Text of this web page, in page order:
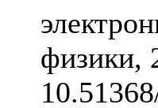
физики,